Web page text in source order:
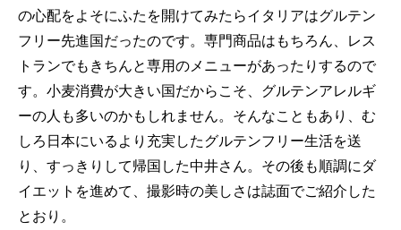
の心配をよそにふたを開けてみたらイタリアはグルテン
フリー先進国だったのです。専門商品はもちろん、レス
トランでもきちんと専用のメニューがあったりするので
す。小麦消費が大きい国だからこそ、グルテンアレルギ
ーの人も多いのかもしれません。そんなこともあり、む
しろ日本にいるより充実したグルテンフリー生活を送
り、すっきりして帰国した中井さん。その後も順調にダ
イエットを進めて、撮影時の美しさは誌面でご紹介した
とおり。